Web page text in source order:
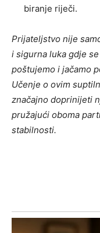
biranje riječi.
Prijateljstvo nije
i sigurna luka gdje
poštujemo i jačamo
Učenje o ovim
značajno doprinijeti
pružajući oboma
stabilnosti.